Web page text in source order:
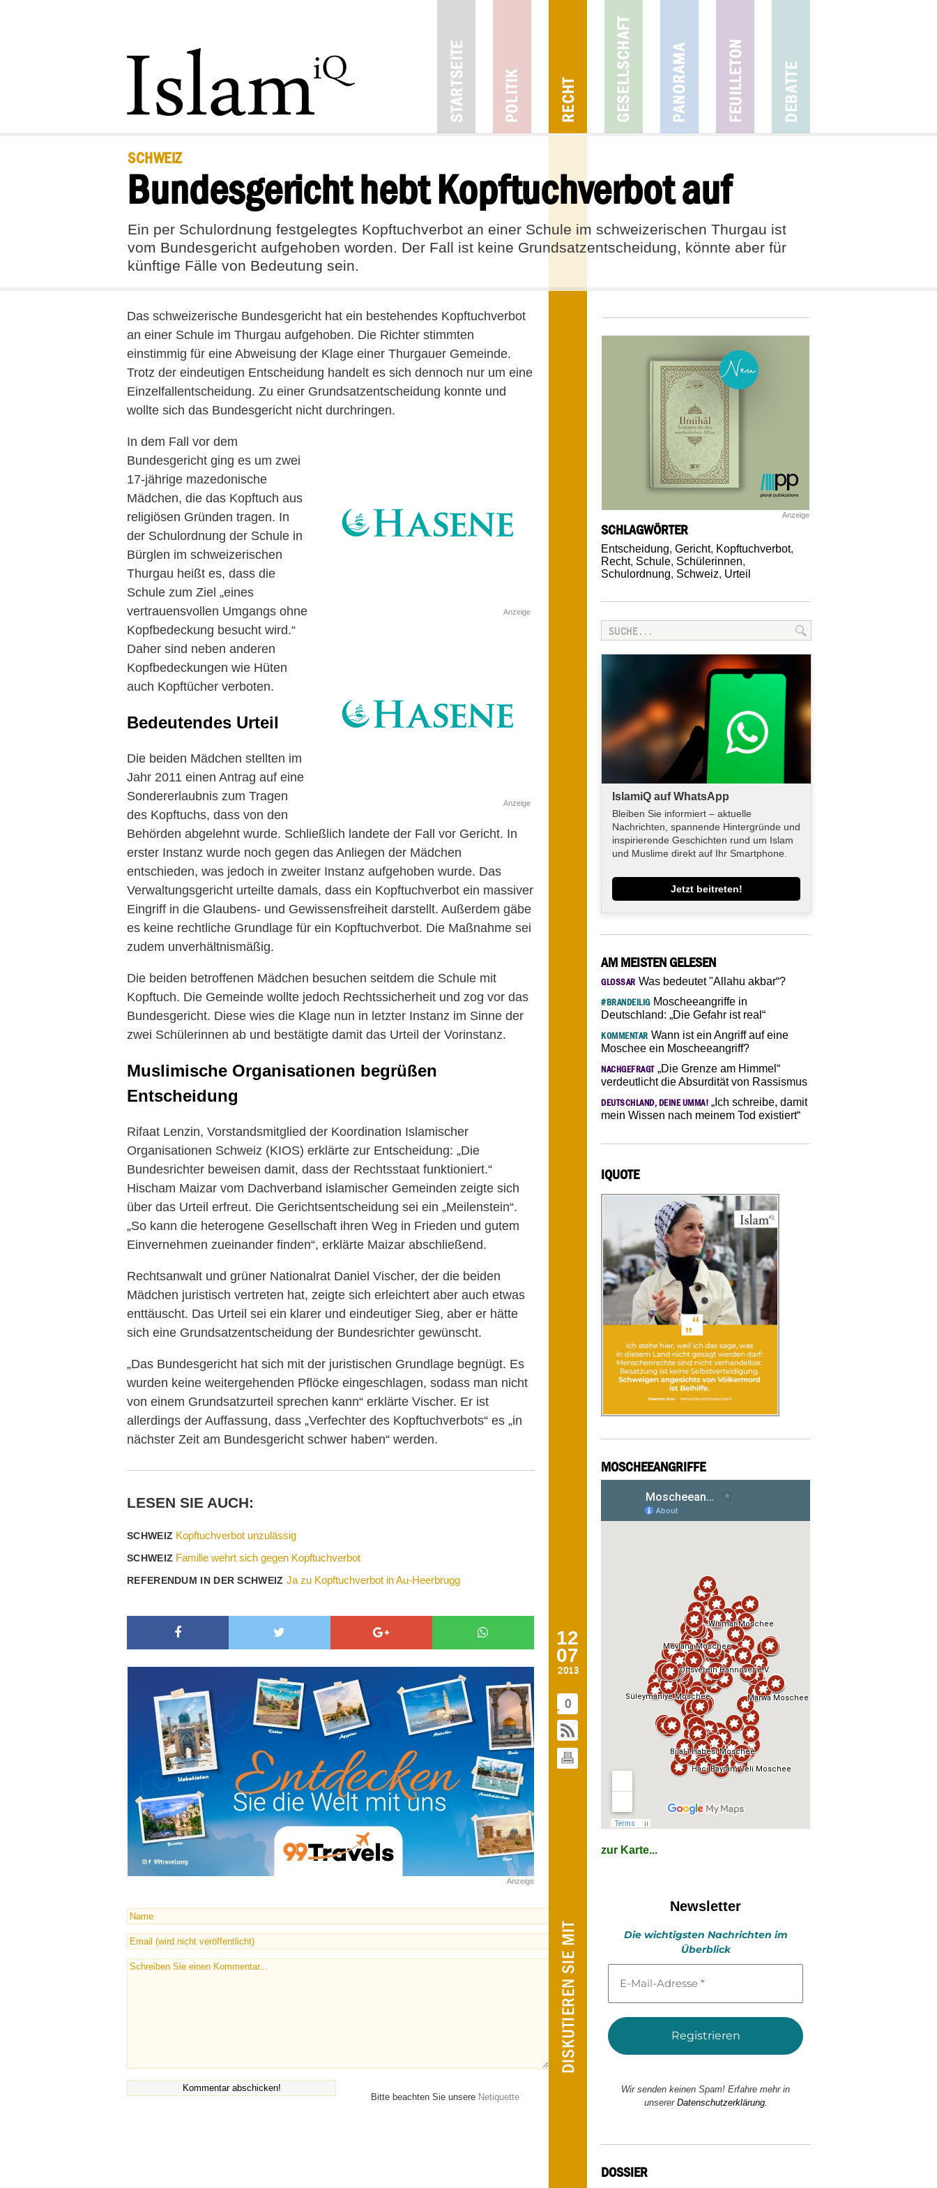
SCHWEIZ
Bundesgericht hebt Kopftuchverbot auf
Ein per Schulordnung festgelegtes Kopftuchverbot an einer Schule im schweizerischen Thurgau ist
vom Bundesgericht aufgehoben worden. Der Fall ist keine Grundsatzentscheidung, könnte aber für
künftige Fälle von Bedeutung sein.
12
07
2013
0
Das schweizerische Bundesgericht hat ein bestehendes Kopftuchverbot
an einer Schule im Thurgau aufgehoben. Die Richter stimmten
einstimmig für eine Abweisung der Klage einer Thurgauer Gemeinde.
Trotz der eindeutigen Entscheidung handelt es sich dennoch nur um eine
Einzelfallentscheidung. Zu einer Grundsatzentscheidung konnte und
wollte sich das Bundesgericht nicht durchringen.
Anzeige
Anzeige
In dem Fall vor dem
Bundesgericht ging es um zwei
17-jährige mazedonische
Mädchen, die das Kopftuch aus
religiösen Gründen tragen. In
der Schulordnung der Schule in
Bürglen im schweizerischen
Thurgau heißt es, dass die
Schule zum Ziel „eines
vertrauensvollen Umgangs ohne
Kopfbedeckung besucht wird.“
Daher sind neben anderen
Kopfbedeckungen wie Hüten
auch Kopftücher verboten.
Bedeutendes Urteil
Die beiden Mädchen stellten im
Jahr 2011 einen Antrag auf eine
Sondererlaubnis zum Tragen
des Kopftuchs, dass von den
Behörden abgelehnt wurde. Schließlich landete der Fall vor Gericht. In
erster Instanz wurde noch gegen das Anliegen der Mädchen
entschieden, was jedoch in zweiter Instanz aufgehoben wurde. Das
Verwaltungsgericht urteilte damals, dass ein Kopftuchverbot ein massiver
Eingriff in die Glaubens- und Gewissensfreiheit darstellt. Außerdem gäbe
es keine rechtliche Grundlage für ein Kopftuchverbot. Die Maßnahme sei
zudem unverhältnismäßig.
Die beiden betroffenen Mädchen besuchen seitdem die Schule mit
Kopftuch. Die Gemeinde wollte jedoch Rechtssicherheit und zog vor das
Bundesgericht. Diese wies die Klage nun in letzter Instanz im Sinne der
zwei Schülerinnen ab und bestätigte damit das Urteil der Vorinstanz.
Muslimische Organisationen begrüßen
Entscheidung
Rifaat Lenzin, Vorstandsmitglied der Koordination Islamischer
Organisationen Schweiz (KIOS) erklärte zur Entscheidung: „Die
Bundesrichter beweisen damit, dass der Rechtsstaat funktioniert.“
Hischam Maizar vom Dachverband islamischer Gemeinden zeigte sich
über das Urteil erfreut. Die Gerichtsentscheidung sei ein „Meilenstein“.
„So kann die heterogene Gesellschaft ihren Weg in Frieden und gutem
Einvernehmen zueinander finden“, erklärte Maizar abschließend.
Rechtsanwalt und grüner Nationalrat Daniel Vischer, der die beiden
Mädchen juristisch vertreten hat, zeigte sich erleichtert aber auch etwas
enttäuscht. Das Urteil sei ein klarer und eindeutiger Sieg, aber er hätte
sich eine Grundsatzentscheidung der Bundesrichter gewünscht.
„Das Bundesgericht hat sich mit der juristischen Grundlage begnügt. Es
wurden keine weitergehenden Pflöcke eingeschlagen, sodass man nicht
von einem Grundsatzurteil sprechen kann“ erklärte Vischer. Er ist
allerdings der Auffassung, dass „Verfechter des Kopftuchverbots“ es „in
nächster Zeit am Bundesgericht schwer haben“ werden.
LESEN SIE AUCH:
SCHWEIZ Kopftuchverbot unzulässig
SCHWEIZ Familie wehrt sich gegen Kopftuchverbot
REFERENDUM IN DER SCHWEIZ Ja zu Kopftuchverbot in Au-Heerbrugg
Anzeige
Bitte beachten Sie unsere Netiquette
Anzeige
SCHLAGWÖRTER
Entscheidung, Gericht, Kopftuchverbot,
Recht, Schule, Schülerinnen,
Schulordnung, Schweiz, Urteil
IslamiQ auf WhatsApp
Bleiben Sie informiert – aktuelle
Nachrichten, spannende Hintergründe und
inspirierende Geschichten rund um Islam
und Muslime direkt auf Ihr Smartphone.
Jetzt beitreten!
AM MEISTEN GELESEN
GLOSSAR Was bedeutet "Allahu akbar“?
#BRANDEILIGMoscheeangriffe in
Deutschland: „Die Gefahr ist real“
KOMMENTAR Wann ist ein Angriff auf eine
Moschee ein Moscheeangriff?
NACHGEFRAGT„Die Grenze am Himmel“
verdeutlicht die Absurdität von Rassismus
DEUTSCHLAND, DEINE UMMA! „Ich schreibe, damit
mein Wissen nach meinem Tod existiert“
IQUOTE
MOSCHEEANGRIFFE
zur Karte...
Newsletter
Die wichtigsten Nachrichten im
Überblick
Mail-
*
Wir senden keinen Spam! Erfahre mehr in
unserer Datenschutzerklärung.
DOSSIER